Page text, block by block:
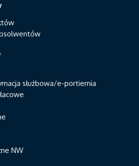
służbowa/e-portiernia
NW